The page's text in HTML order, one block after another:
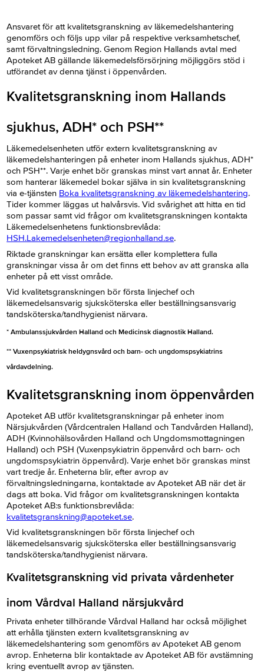
Ansvaret för att kvalitetsgranskning av läkemedelshantering
genomförs och följs upp vilar på respektive verksamhetschef,
samt förvaltningsledning. Genom Region Hallands avtal med
Apoteket AB gällande läkemedelsförsörjning möjliggörs stöd i
utförandet av denna tjänst i öppenvården.
Kvalitetsgranskning inom Hallands
sjukhus, ADH* och PSH**
Läkemedelsenheten utför extern kvalitetsgranskning av
läkemedelshanteringen på enheter inom Hallands sjukhus, ADH*
och PSH**. Varje enhet bör granskas minst vart annat år. Enheter
som hanterar läkemedel bokar själva in sin kvalitetsgranskning
via e-tjänsten Boka kvalitetsgranskning av läkemedelshantering.
Tider kommer läggas ut halvårsvis. Vid svårighet att hitta en tid
som passar samt vid frågor om kvalitetsgranskningen kontakta
Läkemedelsenhetens funktionsbrevlåda:
HSH.Lakemedelsenheten@regionhalland.se.
Riktade granskningar kan ersätta eller komplettera fulla
granskningar vissa år om det finns ett behov av att granska alla
enheter på ett visst område.
Vid kvalitetsgranskningen bör första linjechef och
läkemedelsansvarig sjuksköterska eller beställningsansvarig
tandsköterska/tandhygienist närvara.
* Ambulanssjukvården Halland och Medicinsk diagnostik Halland.
** Vuxenpsykiatrisk heldygnsvård och barn- och ungdomspsykiatrins
vårdavdelning.
Kvalitetsgranskning inom öppenvården
Apoteket AB utför kvalitetsgranskningar på enheter inom
Närsjukvården (Vårdcentralen Halland och Tandvården Halland),
ADH (Kvinnohälsovården Halland och Ungdomsmottagningen
Halland) och PSH (Vuxenpsykiatrin öppenvård och barn- och
ungdomspsykiatrin öppenvård). Varje enhet bör granskas minst
vart tredje år. Enheterna blir, efter avrop av
förvaltningsledningarna, kontaktade av Apoteket AB när det är
dags att boka. Vid frågor om kvalitetsgranskningen kontakta
Apoteket AB:s funktionsbrevlåda:
kvalitetsgranskning@apoteket.se.
Vid kvalitetsgranskningen bör första linjechef och
läkemedelsansvarig sjuksköterska eller beställningsansvarig
tandsköterska/tandhygienist närvara.
Kvalitetsgranskning vid privata vårdenheter
inom Vårdval Halland närsjukvård
Privata enheter tillhörande Vårdval Halland har också möjlighet
att erhålla tjänsten extern kvalitetsgranskning av
läkemedelshantering som genomförs av Apoteket AB genom
avrop. Enheterna blir kontaktade av Apoteket AB för avstämning
kring eventuellt avrop av tjänsten.